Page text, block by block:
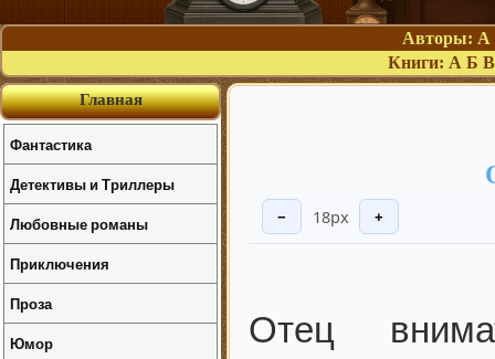
Авторы: А
Книги: А Б В
− 18px +
Отец
Главная
Фантастика
Детективы и Триллеры
Любовные романы
Приключения
Проза
Юмор